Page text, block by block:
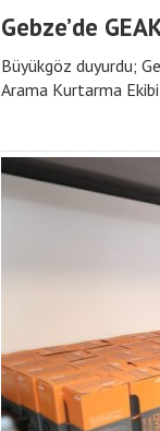
Gebze’de
Büyükgöz duyurdu;
Arama Kurtarma